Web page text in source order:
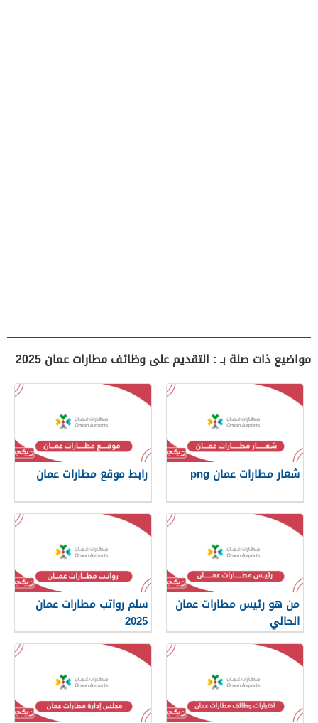
مواضيع ذات صلة بـ : التقديم على وظائف مطارات عمان 2025
شعار مطارات عمان png رابط موقع مطارات عمان
من هو رئيس مطارات عمان
الحالي
سلم رواتب مطارات عمان
2025